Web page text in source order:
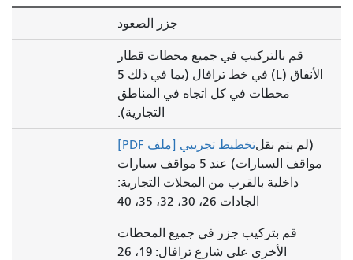
جزر الصعود
قم بالتركيب في جميع محطات قطار
الأنفاق (L) في خط ترافال (بما في ذلك 5
محطات في كل اتجاه في المناطق
التجارية).
تخطيط تجريبي [ملف PDF](لم يتم نقل
مواقف السيارات) عند 5 مواقف سيارات
داخلية بالقرب من المحلات التجارية:
الجادات 26، 30، 32، 35، 40
قم بتركيب جزر في جميع المحطات
الأخرى على شارع ترافال: 19، 26